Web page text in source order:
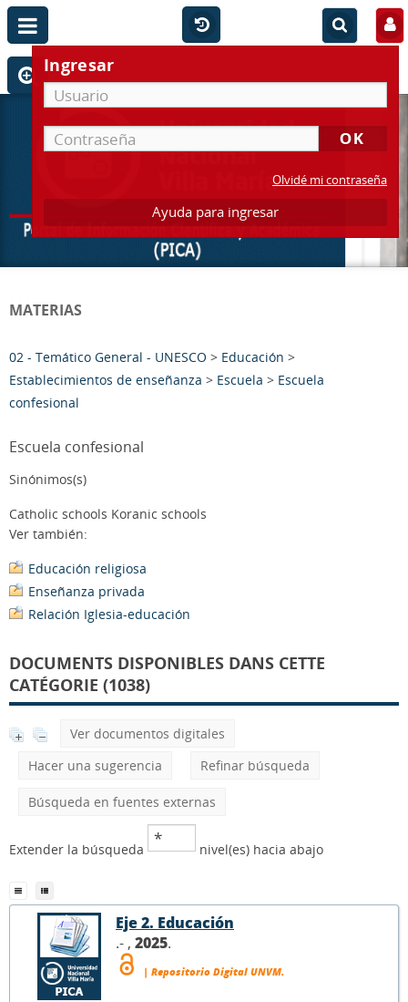
Ingresar
Olvidé mi contraseña
Ayuda para ingresar
MATERIAS
02 - Temático General - UNESCO > Educación >
Establecimientos de enseñanza > Escuela > Escuela
confesional
Escuela confesional
Sinónimos(s)
Catholic schools Koranic schools
Ver también:
Educación religiosa
Enseñanza privada
Relación Iglesia-educación
DOCUMENTS DISPONIBLES DANS CETTE
CATÉGORIE (1038)
Ver documentos digitales
Hacer una sugerencia
Refinar búsqueda
Búsqueda en fuentes externas
Extender la búsqueda nivel(es) hacia abajo
Eje 2. Educación
.- , 2025.
| Repositorio Digital UNVM.